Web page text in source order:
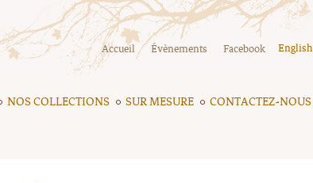
English
Accueil Évènements Facebook
NOS COLLECTIONS SUR MESURE CONTACTEZ-NOUS